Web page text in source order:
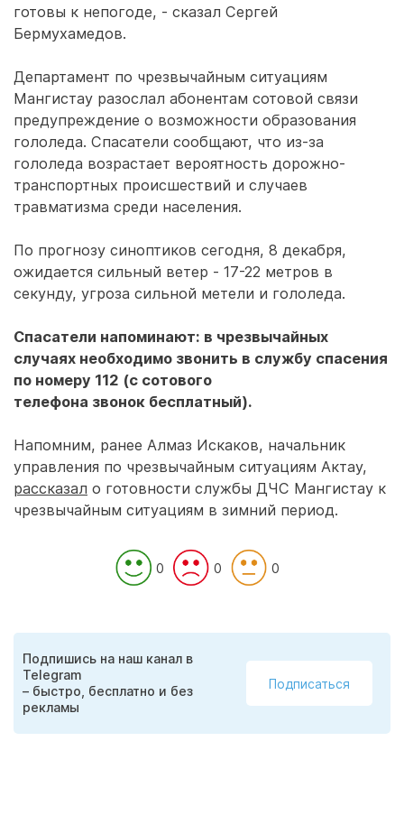
готовы к непогоде, - сказал Сергей
Бермухамедов.
Департамент по чрезвычайным ситуациям
Мангистау разослал абонентам сотовой связи
предупреждение о возможности образования
гололеда. Спасатели сообщают, что из-за
гололеда возрастает вероятность дорожно-
транспортных происшествий и случаев
травматизма среди населения.
По прогнозу синоптиков сегодня, 8 декабря,
ожидается сильный ветер - 17-22 метров в
секунду, угроза сильной метели и гололеда.
Спасатели напоминают: в чрезвычайных
случаях необходимо звонить в службу спасения
по номеру 112 (с сотового
телефона звонок бесплатный).
Напомним, ранее Алмаз Искаков, начальник
управления по чрезвычайным ситуациям Актау,
рассказал о готовности службы ДЧС Мангистау к
чрезвычайным ситуациям в зимний период.
0 0 0
Подпишись на наш канал в
Telegram
– быстро, бесплатно и без
рекламы
Подписаться